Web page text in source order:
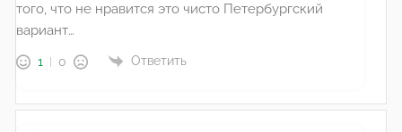
того, что не нравится это чисто Петербургский
вариант…
1 0 Ответить